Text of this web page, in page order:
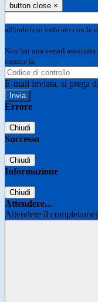
button close ×
all'indirizzo indicato con le
Non hai una e-mail
tramite la
E-mail inviata, si prega
Errore
Chiudi
Successo
Chiudi
Informazione
Chiudi
Attendere...
Attendere il